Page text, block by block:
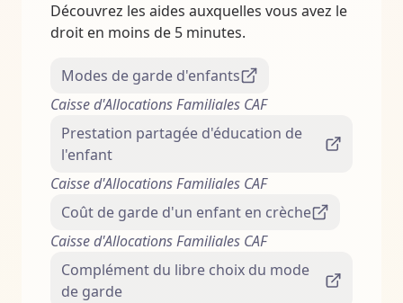
Découvrez les aides auxquelles vous avez le
droit en moins de 5 minutes.
Modes de garde d'enfants
Caisse d'Allocations Familiales CAF
Prestation partagée d'éducation de
l'enfant
Caisse d'Allocations Familiales CAF
Coût de garde d'un enfant en crèche
Caisse d'Allocations Familiales CAF
Complément du libre choix du mode
de garde